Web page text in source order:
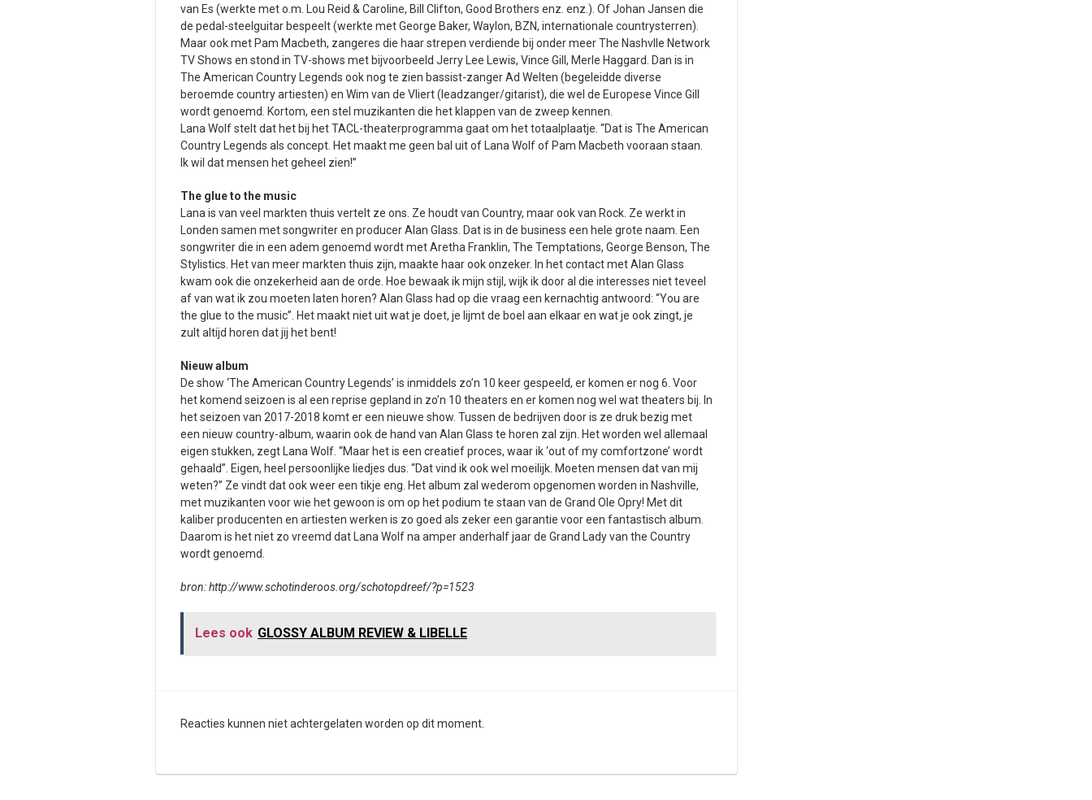
van Es (werkte met o.m. Lou Reid & Caroline, Bill Clifton, Good Brothers enz. enz.). Of Johan Jansen die
de pedal-steelguitar bespeelt (werkte met George Baker, Waylon, BZN, internationale countrysterren).
Maar ook met Pam Macbeth, zangeres die haar strepen verdiende bij onder meer The Nashvlle Network
TV Shows en stond in TV-shows met bijvoorbeeld Jerry Lee Lewis, Vince Gill, Merle Haggard. Dan is in
The American Country Legends ook nog te zien bassist-zanger Ad Welten (begeleidde diverse
beroemde country artiesten) en Wim van de Vliert (leadzanger/gitarist), die wel de Europese Vince Gill
wordt genoemd. Kortom, een stel muzikanten die het klappen van de zweep kennen.
Lana Wolf stelt dat het bij het TACL-theaterprogramma gaat om het totaalplaatje. “Dat is The American
Country Legends als concept. Het maakt me geen bal uit of Lana Wolf of Pam Macbeth vooraan staan.
Ik wil dat mensen het geheel zien!”
The glue to the music
Lana is van veel markten thuis vertelt ze ons. Ze houdt van Country, maar ook van Rock. Ze werkt in
Londen samen met songwriter en producer Alan Glass. Dat is in de business een hele grote naam. Een
songwriter die in een adem genoemd wordt met Aretha Franklin, The Temptations, George Benson, The
Stylistics. Het van meer markten thuis zijn, maakte haar ook onzeker. In het contact met Alan Glass
kwam ook die onzekerheid aan de orde. Hoe bewaak ik mijn stijl, wijk ik door al die interesses niet teveel
af van wat ik zou moeten laten horen? Alan Glass had op die vraag een kernachtig antwoord: “You are
the glue to the music”. Het maakt niet uit wat je doet, je lijmt de boel aan elkaar en wat je ook zingt, je
zult altijd horen dat jij het bent!
Nieuw album
De show ‘The American Country Legends’ is inmiddels zo’n 10 keer gespeeld, er komen er nog 6. Voor
het komend seizoen is al een reprise gepland in zo’n 10 theaters en er komen nog wel wat theaters bij. In
het seizoen van 2017-2018 komt er een nieuwe show. Tussen de bedrijven door is ze druk bezig met
een nieuw country-album, waarin ook de hand van Alan Glass te horen zal zijn. Het worden wel allemaal
eigen stukken, zegt Lana Wolf. “Maar het is een creatief proces, waar ik ‘out of my comfortzone’ wordt
gehaald”. Eigen, heel persoonlijke liedjes dus. “Dat vind ik ook wel moeilijk. Moeten mensen dat van mij
weten?” Ze vindt dat ook weer een tikje eng. Het album zal wederom opgenomen worden in Nashville,
met muzikanten voor wie het gewoon is om op het podium te staan van de Grand Ole Opry! Met dit
kaliber producenten en artiesten werken is zo goed als zeker een garantie voor een fantastisch album.
Daarom is het niet zo vreemd dat Lana Wolf na amper anderhalf jaar de Grand Lady van the Country
wordt genoemd.
bron: http://www.schotinderoos.org/schotopdreef/?p=1523
Lees ook GLOSSY ALBUM REVIEW & LIBELLE
Reacties kunnen niet achtergelaten worden op dit moment.